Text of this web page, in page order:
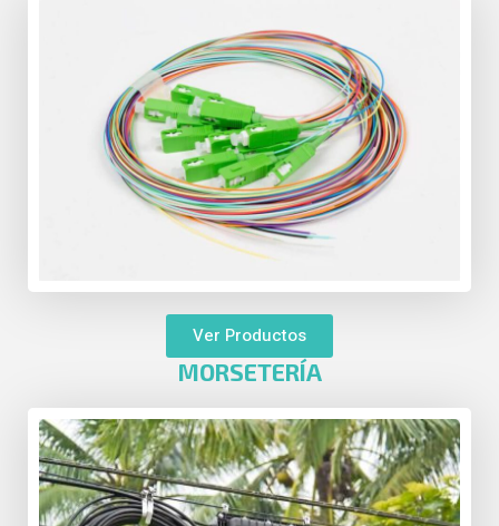
Ver Productos
MORSETERÍA